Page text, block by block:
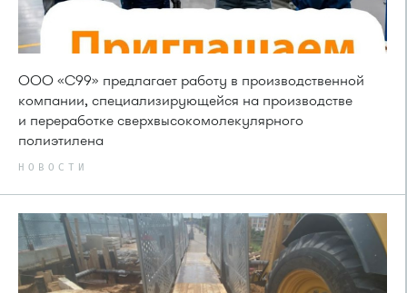
ООО «С99» предлагает работу в производственной
компании, специализирующейся на производстве
и переработке сверхвысокомолекулярного
полиэтилена
НОВОСТИ